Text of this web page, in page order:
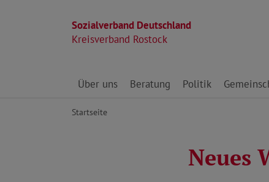
Sozialverband Deutschland
Kreisverband Rostock
Direkt zu den Inhalten springen
Über uns Beratung Politik
Startseite
Neues